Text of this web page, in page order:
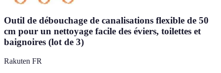
Outil de débouchage de canalisations flexible de 50
cm pour un nettoyage facile des éviers, toilettes et
baignoires (lot de 3)
Rakuten FR